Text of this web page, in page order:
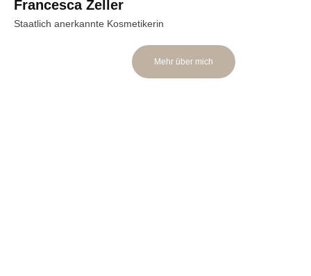
Francesca Zeller
Staatlich anerkannte Kosmetikerin
Mehr über mich